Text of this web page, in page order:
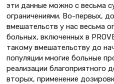
эти данные можно с весьма
ограничениями. Во-первых,
вмешательств у нас весьма
больных, включенных в
такому вмешательству до
популяции многие больные
реализации благоприятного
вторых, применение